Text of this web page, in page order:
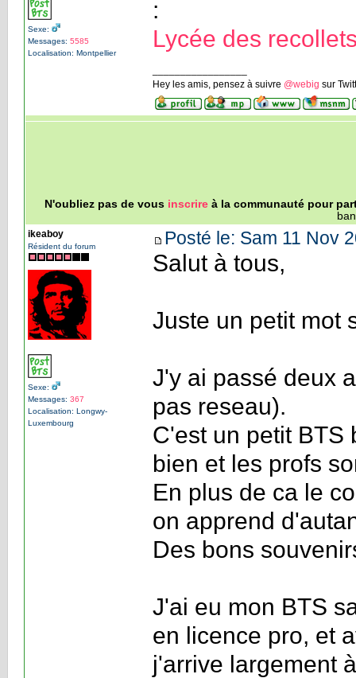
Sexe:
Messages: 5585
Localisation: Montpellier
:
Lycée des
Hey les amis, pensez à suivre @webig sur
N'oubliez pas de vous inscrireà la communauté pour
ikeaboy
Résident du forum
Sexe:
Messages: 367
Localisation: Longwy-
Luxembourg
Posté le: Sam 11 Nov
Salut à tous,
Juste un petit mot
J'y ai passé deux
pas reseau).
C'est un petit BTS
bien et les profs
En plus de ca le
on apprend
Des bons
J'ai eu mon BTS
en licence pro, et
j'arrive largement